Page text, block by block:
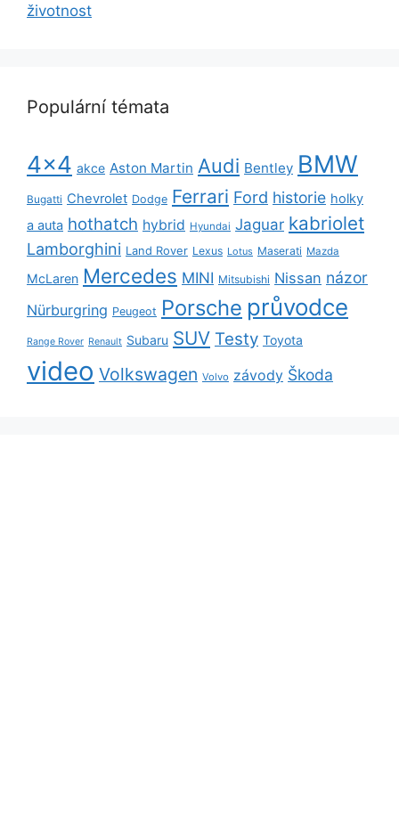
životnost
Populární témata
4x4 akce Aston Martin Audi Bentley BMW
Bugatti Chevrolet Dodge Ferrari Ford historie holky
a auta hothatch hybrid Hyundai Jaguar kabriolet
Lamborghini Land Rover Lexus Lotus Maserati Mazda
McLaren Mercedes MINI Mitsubishi Nissan názor
Nürburgring Peugeot Porsche průvodce
Range Rover Renault Subaru SUV Testy Toyota
video Volkswagen Volvo závody Škoda